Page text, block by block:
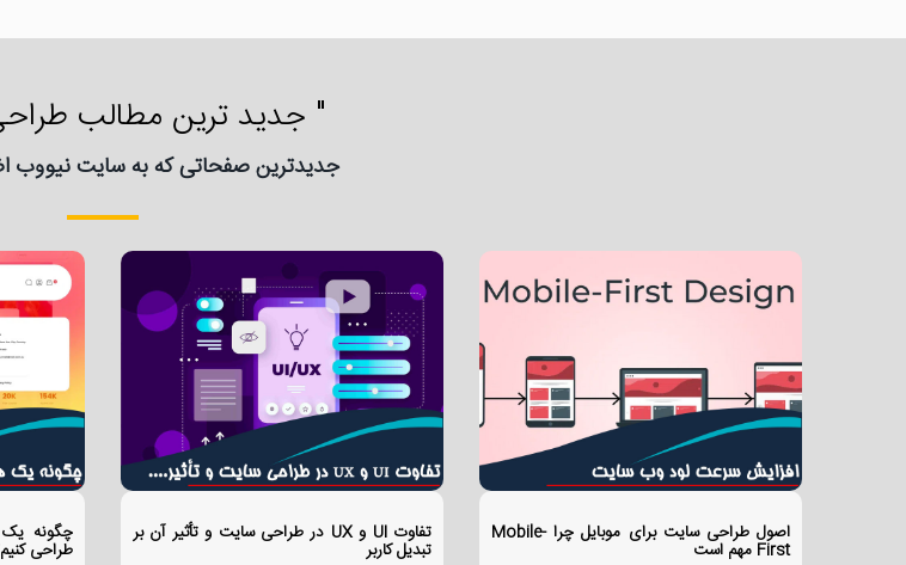
" جدید ترین مطالب
جدیدترین صفحاتی که به سایت نیووب
چگونه
طراحی
تفاوت UI و UX در طراحی سایت و تأثیر آن بر
تبدیل کاربر
اصول طراحی سایت برای موبایل چرا Mobile-
First مهم است